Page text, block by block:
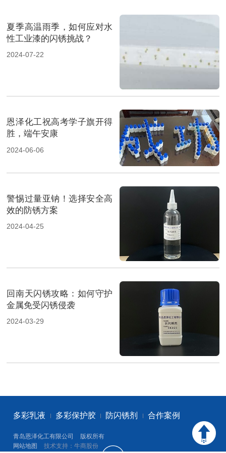
夏季高温雨季，如何应对水
性工业漆的闪锈挑战？
2024-07-22
恩泽化工祝高考学子旗开得
胜，端午安康
2024-06-06
警惕过量亚钠！选择安全高
效的防锈方案
2024-04-25
回南天闪锈攻略：如何守护
金属免受闪锈侵袭
2024-03-29
多彩乳液 多彩保护胶 防闪锈剂 合作案例
青岛恩泽化工有限公司
版权所有
网站地图
技术支持：牛商股份